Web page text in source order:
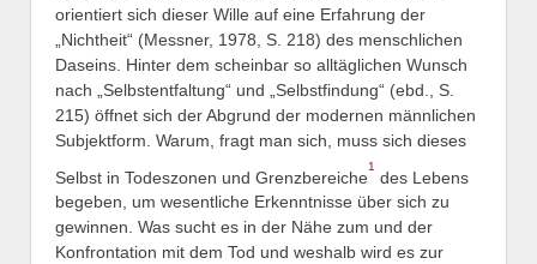
orientiert sich dieser Wille auf eine Erfahrung der
„Nichtheit“ (Messner, 1978, S. 218) des menschlichen
Daseins. Hinter dem scheinbar so alltäglichen Wunsch
nach „Selbstentfaltung“ und „Selbstfindung“ (ebd., S.
215) öffnet sich der Abgrund der modernen männlichen
Subjektform. Warum, fragt man sich, muss sich dieses
Selbst in Todeszonen und Grenzbereiche
1
des Lebens
begeben, um wesentliche Erkenntnisse über sich zu
gewinnen. Was sucht es in der Nähe zum und der
Konfrontation mit dem Tod und weshalb wird es zur